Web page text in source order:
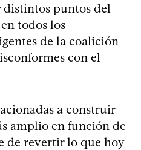
distintos puntos del
todos los
de la coalición
con el
a construir
amplio en función de
de revertir lo que hoy